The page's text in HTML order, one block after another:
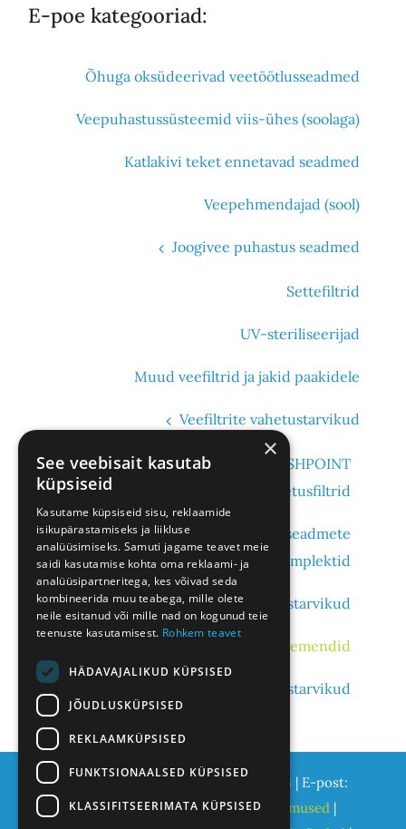
E-poe kategooriad:
Õhuga oksüdeerivad veetöötlusseadmed
Veepuhastussüsteemid viis-ühes (soolaga)
Katlakivi teket ennetavad seadmed
Veepehmendajad (sool)
Joogivee puhastus seadmed
Settefiltrid
UV-steriliseerijad
Muud veefiltrid ja jakid paakidele
Veefiltrite vahetustarvikud
Joogivee puhastussüsteemi FRESHPOINT
vahetusfiltrid
Katlakivi teket ennetavate seadmete
vahetuskomplektid
Pöördosmoosi filtrite vahetustarvikud
Settefiltrite filtrielemendid
UV-steriliseerijate vahetustarvikud
Ecoclean OÜ | Telefon: +372 5658 286 | E-post:
info@pohjavesi.ee|Privaatsustingimused|
×
See veebisait kasutab
küpsiseid
Kasutame küpsiseid sisu, reklaamide
isikupärastamiseks ja liikluse
analüüsimiseks. Samuti jagame teavet meie
saidi kasutamise kohta oma reklaami- ja
analüüsipartneritega, kes võivad seda
kombineerida muu teabega, mille olete
neile esitanud või mille nad on kogunud teie
teenuste kasutamisest. Rohkem teavet
HÄDAVAJALIKUD KÜPSISED
JÕUDLUSKÜPSISED
REKLAAMKÜPSISED
FUNKTSIONAALSED KÜPSISED
KLASSIFITSEERIMATA KÜPSISED